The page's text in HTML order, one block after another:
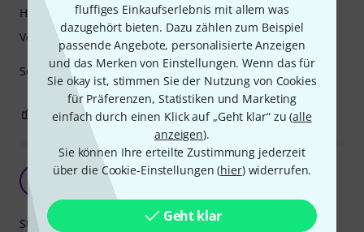
fluffiges Einkaufserlebnis mit allem was
dazugehört bieten. Dazu zählen zum Beispiel
passende Angebote, personalisierte Anzeigen
und das Merken von Einstellungen. Wenn das für
Sie okay ist, stimmen Sie der Nutzung von Cookies
für Präferenzen, Statistiken und Marketing
einfach durch einen Klick auf „Geht klar“ zu (alle
anzeigen).
Sie können Ihre erteilte Zustimmung jederzeit
über die Cookie-Einstellungen (hier) widerrufen.
Geht klar
Sehr handliches und leichtes Rack Case
Handling
Verarbeitung
0 BEWERTUNG MELDEN
Sehr guter Koffer für den Transport-Alltag.
Stabilität